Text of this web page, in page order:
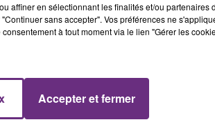
Pop
affiner en sélectionnant les finalités et/ou partenaires
sans accepter". Vos préférences ne
à tout moment via le lien "Gérer les
Accepter et fermer